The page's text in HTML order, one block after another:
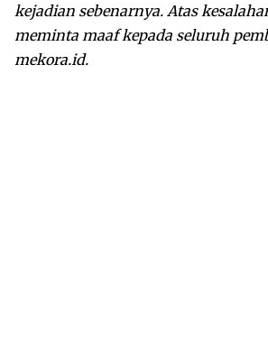
kejadian sebenarnya. Atas
meminta maaf kepada seluruh
mekora.id.